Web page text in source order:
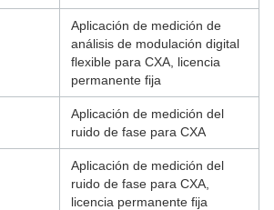
Aplicación de medición de
análisis de modulación digital
flexible para CXA, licencia
permanente fija
Aplicación de medición del
ruido de fase para CXA
Aplicación de medición del
ruido de fase para CXA,
licencia permanente fija